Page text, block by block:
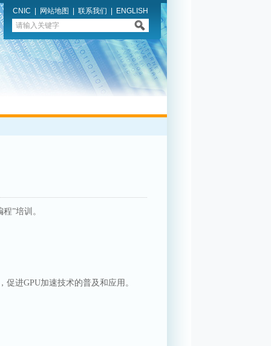
CNIC 网站地图 联系我们 ENGLISH
程”培训。
促进GPU加速技术的普及和应用。